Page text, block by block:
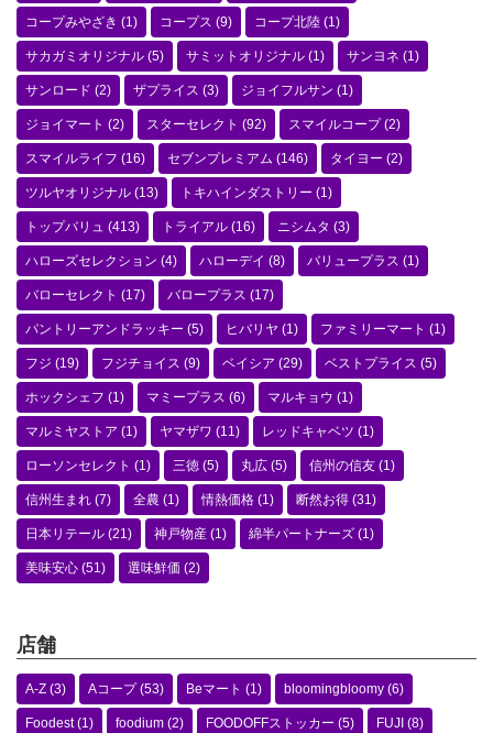
コープみやざき (1) コープス (9) コープ北陸 (1)
サカガミオリジナル (5) サミットオリジナル (1) サンヨネ (1)
サンロード (2) ザプライス (3) ジョイフルサン (1)
ジョイマート (2) スターセレクト (92) スマイルコープ(2)
スマイルライフ (16) セブンプレミアム (146) タイヨー (2)
ツルヤオリジナル (13) トキハインダストリー (1)
トップバリュ (413) トライアル (16) ニシムタ (3)
ハローズセレクション (4) ハローデイ (8) バリュープラス (1)
バローセレクト (17) バロープラス (17)
パントリーアンドラッキー (5) ヒバリヤ (1) ファミリーマート (1)
フジ (19) フジチョイス (9) ベイシア (29) ベストプライス (5)
ホックシェフ (1) マミープラス (6) マルキョウ (1)
マルミヤストア (1) ヤマザワ (11) レッドキャベツ (1)
ローソンセレクト (1) 三徳 (5) 丸広 (5) 信州の信友 (1)
信州生まれ (7) 全農 (1) 情熱価格 (1) 断然お得 (31)
日本リテール (21) 神戸物産 (1) 綿半パートナーズ (1)
美味安心 (51) 選味鮮価 (2)
店舗
A-Z (3) Aコープ(53) Beマート (1) bloomingbloomy (6)
Foodest(1) foodium (2) FOODOFFストッカー (5) FUJI (8)